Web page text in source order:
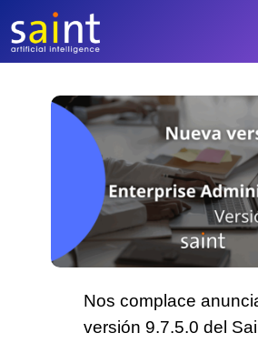
contenido
Nos complace
versión 9.7.5.0 del